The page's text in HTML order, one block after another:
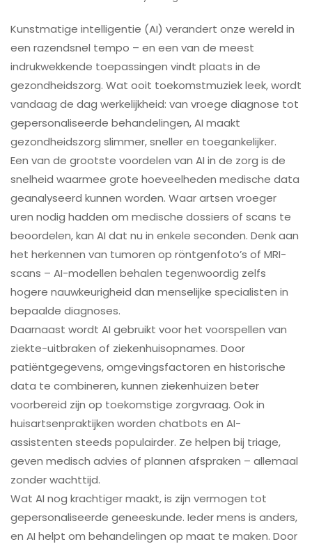
Kunstmatige intelligentie (AI) verandert onze wereld in
een razendsnel tempo – en een van de meest
indrukwekkende toepassingen vindt plaats in de
gezondheidszorg. Wat ooit toekomstmuziek leek, wordt
vandaag de dag werkelijkheid: van vroege diagnose tot
gepersonaliseerde behandelingen, AI maakt
gezondheidszorg slimmer, sneller en toegankelijker.
Een van de grootste voordelen van AI in de zorg is de
snelheid waarmee grote hoeveelheden medische data
geanalyseerd kunnen worden. Waar artsen vroeger
uren nodig hadden om medische dossiers of scans te
beoordelen, kan AI dat nu in enkele seconden. Denk aan
het herkennen van tumoren op röntgenfoto’s of MRI-
scans – AI-modellen behalen tegenwoordig zelfs
hogere nauwkeurigheid dan menselijke specialisten in
bepaalde diagnoses.
Daarnaast wordt AI gebruikt voor het voorspellen van
ziekte-uitbraken of ziekenhuisopnames. Door
patiëntgegevens, omgevingsfactoren en historische
data te combineren, kunnen ziekenhuizen beter
voorbereid zijn op toekomstige zorgvraag. Ook in
huisartsenpraktijken worden chatbots en AI-
assistenten steeds populairder. Ze helpen bij triage,
geven medisch advies of plannen afspraken – allemaal
zonder wachttijd.
Wat AI nog krachtiger maakt, is zijn vermogen tot
gepersonaliseerde geneeskunde. Ieder mens is anders,
en AI helpt om behandelingen op maat te maken. Door